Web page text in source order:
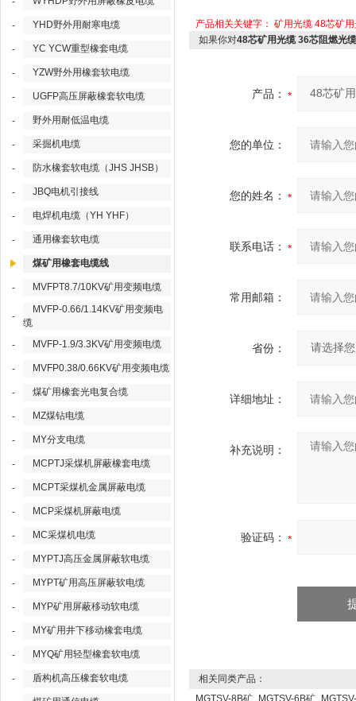
- YHD野外用耐寒电缆
- YC YCW重型橡套电缆
- YZW野外用橡套软电缆
- UGFP高压屏蔽橡套软电缆
- 野外用耐低温电缆
- 采掘机电缆
- 防水橡套软电缆（JHS JHSB）
- JBQ电机引接线
- 电焊机电缆（YH YHF）
- 通用橡套软电缆
煤矿用橡套电缆线
- MVFPT8.7/10KV矿用变频电缆
-
MVFP-0.66/1.14KV矿用变频电
缆
-
MVFP-1.9/3.3KV矿用变频电缆
- MVFP0.38/0.66KV矿用变频电缆
- 煤矿用橡套光电复合缆
- MZ煤钻电缆
- MY分支电缆
- MCPTJ采煤机屏蔽橡套电缆
- MCPT采煤机金属屏蔽电缆
- MCP采煤机屏蔽电缆
- MC采煤机电缆
- MYPTJ高压金属屏蔽软电缆
- MYPT矿用高压屏蔽软电缆
- MYP矿用屏蔽移动软电缆
- MY矿用井下移动橡套电缆
- MYQ矿用轻型橡套软电缆
- 盾构机高压橡套软电缆
产品相关关键字： 矿用光缆 48芯矿
如果你对48芯矿用光缆 36芯阻燃光缆
产品：
您的单位：
您的姓名：
联系电话：
常用邮箱：
省份：
详细地址：
补充说明：
验证码：
相关同类产品：
MGTSV-8B矿
MGTSV-6B矿